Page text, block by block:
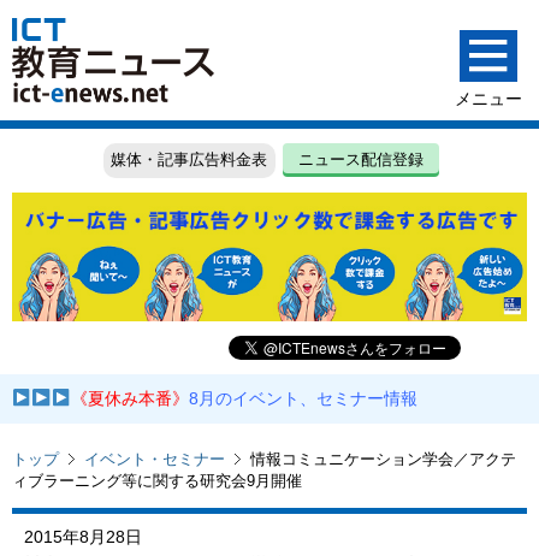
媒体・記事広告料金表 ニュース配信登録
《夏休み本番》8月のイベント、セミナー情報
トップ イベント・セミナー
情報コミュニケーション学会／アクテ
ィブラーニング等に関する研究会9月開催
2015年8月28日